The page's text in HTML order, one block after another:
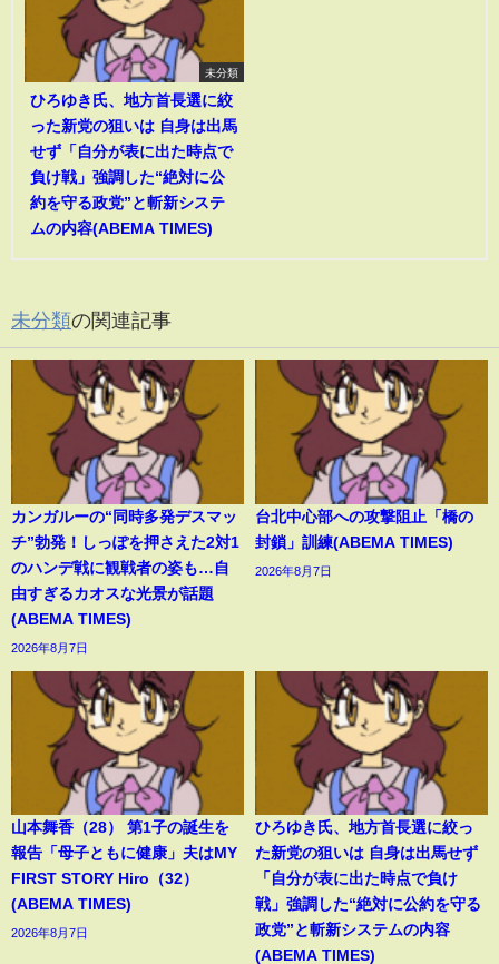
未分類
ひろゆき氏、地方首長選に絞
った新党の狙いは 自身は出馬
せず「自分が表に出た時点で
負け戦」強調した“絶対に公
約を守る政党”と斬新システ
ムの内容(ABEMA TIMES)
未分類の関連記事
カンガルーの“同時多発デスマッ
チ”勃発！しっぽを押さえた2対1
のハンデ戦に観戦者の姿も…自
由すぎるカオスな光景が話題
(ABEMA TIMES)
2026年8月7日
台北中心部への攻撃阻止「橋の
封鎖」訓練(ABEMA TIMES)
2026年8月7日
山本舞香（28） 第1子の誕生を
報告「母子ともに健康」夫はMY
FIRST STORY Hiro（32）
(ABEMA TIMES)
2026年8月7日
ひろゆき氏、地方首長選に絞っ
た新党の狙いは 自身は出馬せず
「自分が表に出た時点で負け
戦」強調した“絶対に公約を守る
政党”と斬新システムの内容
(ABEMA TIMES)